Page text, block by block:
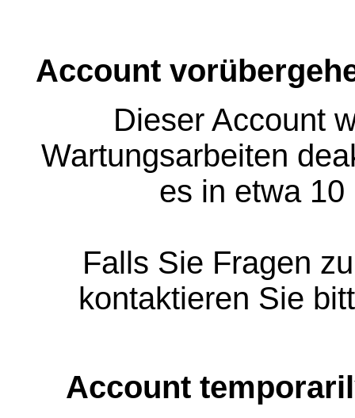
Account
Dieser Account
Wartungsarbeiten
es in etwa
Falls Sie Fragen
kontaktieren Sie
Account